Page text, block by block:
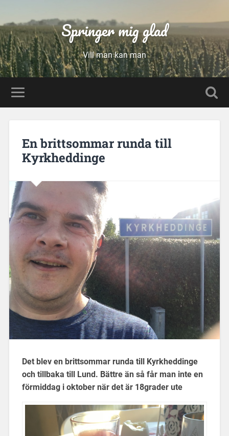
Springer mig glad
Vill man kan man
En brittsommar runda till
Kyrkheddinge
Det blev en brittsommar runda till Kyrkheddinge
och tillbaka till Lund. Bättre än så får man inte en
förmiddag i oktober när det är 18grader ute